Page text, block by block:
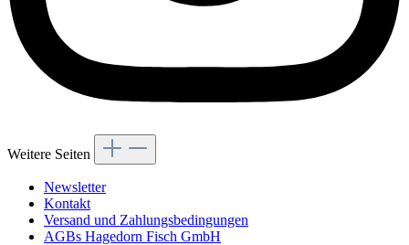
Weitere Seiten
Newsletter
Kontakt
Versand und Zahlungsbedingungen
AGBs Hagedorn Fisch GmbH